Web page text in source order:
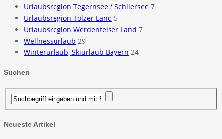
Urlaubsregion Tegernsee / Schliersee 7
Urlaubsregion Tölzer Land 5
Urlaubsregion Werdenfelser Land 7
Wellnessurlaub 29
Winterurlaub, Skiurlaub Bayern 24
Suchen
Neueste Artikel